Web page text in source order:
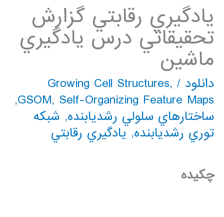
يادگيري رقابتي گزارش
تحقيقاتي درس يادگيري
ماشين
دانلود /
Growing Cell Structures,
GSOM, Self-Organizing Feature Maps
,
ساختارهاي سلولي رشديابنده, شبکه
توري رشديابنده,يادگيري رقابتي
چكيده